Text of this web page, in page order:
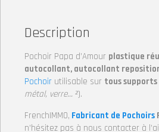
Description
Pochoir Papa d’Amour plastique
autocollant, autocollant
Pochoir utilisable sur tous supports
métal, verre… ²).
FrenchIMMO, Fabricant de Pochoirs
n’hésitez pas à nous contacter à